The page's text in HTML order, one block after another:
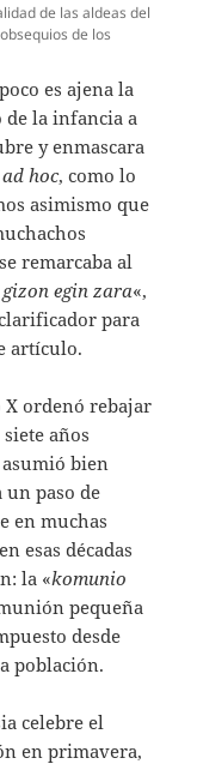
de las aldeas del
de los
es ajena la
de la infancia a
y enmascara
ad hoc, como lo
asimismo que
remarcaba al
egin zara«,
para
artículo.
X ordenó rebajar
años
bien
paso de
en muchas
esas décadas
la «komunio
pequeña
desde
población.
celebre el
en primavera,